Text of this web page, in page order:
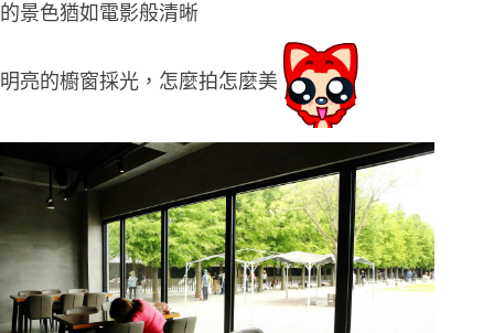
的景色猶如電影般清晰
明亮的櫥窗採光，怎麼拍怎麼美